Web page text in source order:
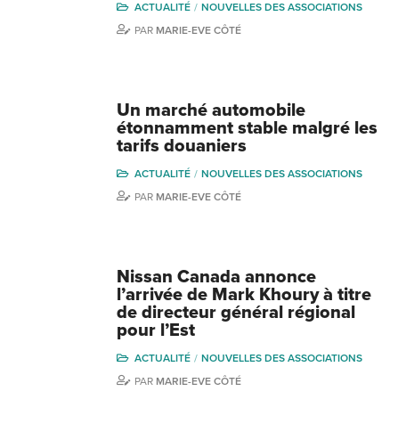
ACTUALITÉ
NOUVELLES DES ASSOCIATIONS
PAR MARIE-EVE CÔTÉ
Un marché automobile
étonnamment stable malgré les
tarifs douaniers
ACTUALITÉ
NOUVELLES DES ASSOCIATIONS
PAR MARIE-EVE CÔTÉ
Nissan Canada annonce
l’arrivée de Mark Khoury à titre
de directeur général régional
pour l’Est
ACTUALITÉ
NOUVELLES DES ASSOCIATIONS
PAR MARIE-EVE CÔTÉ